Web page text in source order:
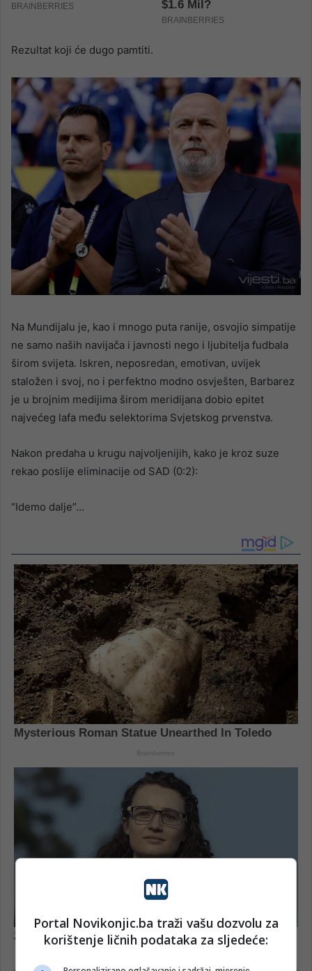
Rezultat koji će dugo pamtiti.
Na Mundijalu je, kao i mnogo puta ranije, osvojio simpatije
ne samo naših navijača i javnosti nego i ljubitelja fudbala
širom svijeta. Iskren, neposredan, emotivan, uvijek
staložen i svoj, no i perfektno modno osvješten, Barbarez
je u brojnim medijima širom meridijana dobio epitet
najvećeg lafa među selektorima Svjetskog prvenstva.
Nakon predaha u krugu najvoljenijih, kako je kroz suze
rekao poslije eliminacije od SAD (0:2):
“Idemo dalje”…
Portal Novikonjic.ba traži vašu dozvolu za
korištenje ličnih podataka za sljedeće: